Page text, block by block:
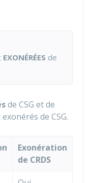
EXONÉRÉES de
de CSG et de
de CSG.
Exonération
de CRDS